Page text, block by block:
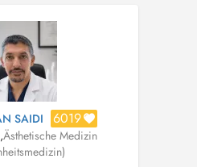
SAIDI 6019
,Ästhetische Medizin